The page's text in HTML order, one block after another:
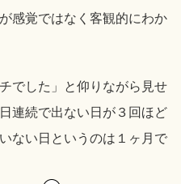
感覚ではなく客観的にわか
でした」と仰りながら見せ
連続で出ない日が３回ほど
ない日というのは１ヶ月で